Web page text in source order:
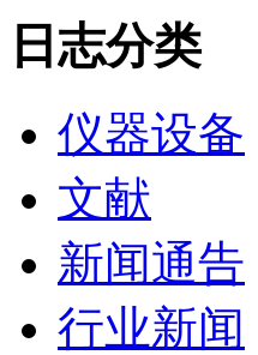
日志分类
仪器设备
文献
新闻通告
行业新闻